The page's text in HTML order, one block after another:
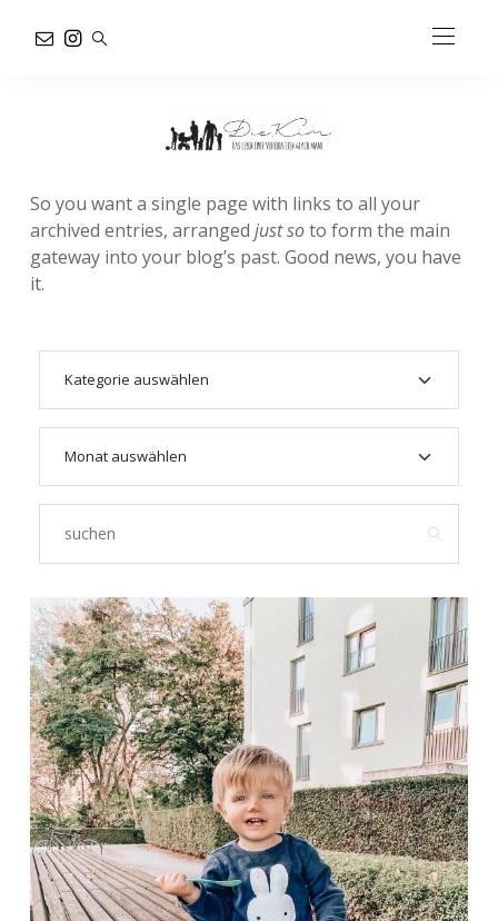
So you want a single page with links to all your
archived entries, arrangedjust soto form the main
gateway into your blog’s past. Good news, you have
it.